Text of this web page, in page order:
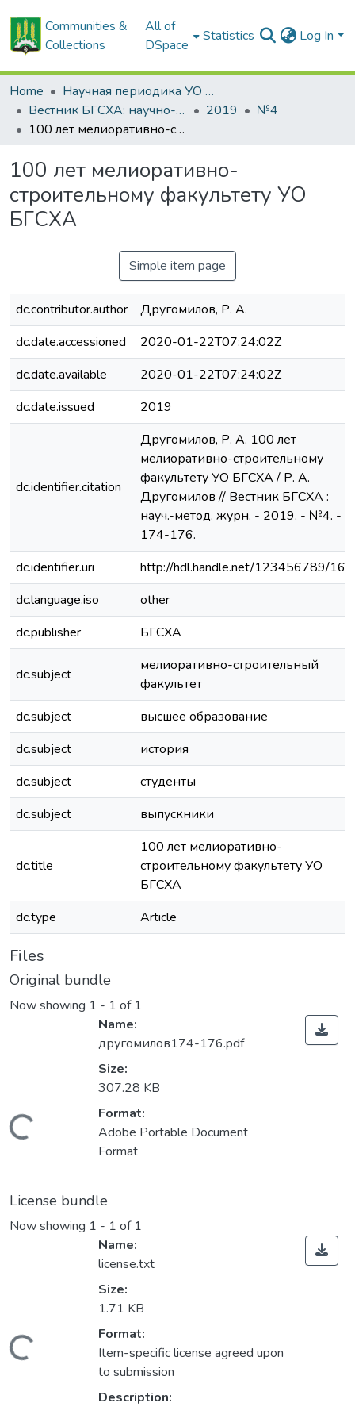
Communities &
Collections
All of
DSpace
Statistics Log In
Home
Научная периодика УО БГСХА
Вестник БГСХА: научно-методический журнал Белорусской государственной сельскохозяйственной академии
2019
№4
100 лет мелиоративно-строительному факультету УО БГСХА
100 лет мелиоративно-
строительному факультету УО
БГСХА
Simple item page
dc.contributor.author
Другомилов, Р. А.
dc.date.accessioned
2020-01-22T07:24:02Z
dc.date.available
2020-01-22T07:24:02Z
dc.date.issued
2019
dc.identifier.citation
Другомилов, Р. А. 100 лет
мелиоративно-строительному
факультету УО БГСХА / Р. А.
Другомилов // Вестник БГСХА :
науч.-метод. журн. - 2019. - №4. - С.
174-176.
dc.identifier.uri
http://hdl.handle.net/123456789/
dc.language.iso
other
dc.publisher
БГСХА
dc.subject
мелиоративно-строительный
факультет
dc.subject
высшее образование
dc.subject
история
dc.subject
студенты
dc.subject
выпускники
dc.title
100 лет мелиоративно-
строительному факультету УО
БГСХА
dc.type
Article
Files
Original bundle
Now showing 1 - 1 of 1
Loading...
Name:
другомилов174-176.pdf
Size:
307.28 KB
Format:
Adobe Portable Document
Format
License bundle
Now showing 1 - 1 of 1
Loading...
Name:
license.txt
Size:
1.71 KB
Format:
Item-specific license agreed upon
to submission
Description: